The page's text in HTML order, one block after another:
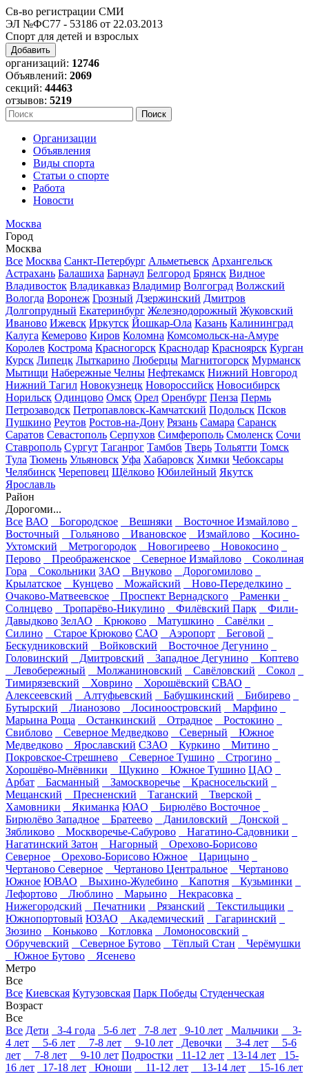
Св-во регистрации СМИ
ЭЛ №ФС77 - 53186 от 22.03.2013
Спорт для детей и взрослых
Добавить
организаций: 12746
Объявлений: 2069
секций: 44463
отзывов: 5219
Организации
Объявления
Виды спорта
Статьи о спорте
Работа
Новости
Москва
Город
Москва
Все Москва Санкт-Петербург Альметьевск Архангельск
Астрахань Балашиха Барнаул Белгород Брянск Видное
Владивосток Владикавказ Владимир Волгоград Волжский
Вологда Воронеж Грозный Дзержинский Дмитров
Долгопрудный Екатеринбург Железнодорожный Жуковский
Иваново Ижевск Иркутск Йошкар-Ола Казань Калининград
Калуга Кемерово Киров Коломна Комсомольск-на-Амуре
Королев Кострома Красногорск Краснодар Красноярск Курган
Курск Липецк Лыткарино Люберцы Магнитогорск Мурманск
Мытищи Набережные Челны Нефтекамск Нижний Новгород
Нижний Тагил Новокузнецк Новороссийск Новосибирск
Норильск Одинцово Омск Орел Оренбург Пенза Пермь
Петрозаводск Петропавловск-Камчатский Подольск Псков
Пушкино Реутов Ростов-на-Дону Рязань Самара Саранск
Саратов Севастополь Серпухов Симферополь Смоленск Сочи
Ставрополь Сургут Таганрог Тамбов Тверь Тольятти Томск
Тула Тюмень Ульяновск Уфа Хабаровск Химки Чебоксары
Челябинск Череповец Щёлково Юбилейный Якутск
Ярославль
Район
Дорогоми...
Все ВАО Богородское Вешняки
Восточное Измайлово
Восточный
Гольяново Ивановское Измайлово
Косино-
Ухтомский
Метрогородок Новогиреево
Новокосино
Перово
Преображенское Северное Измайлово
Соколиная
Гора
Сокольники ЗАО Внуково
Дорогомилово
Крылатское
Кунцево Можайский
Ново-Переделкино
Очаково-Матвеевское
Проспект Вернадского
Раменки
Солнцево
Тропарёво-Никулино Филёвский Парк
Фили-
Давыдково ЗелАО Крюково Матушкино
Савёлки
Силино
Старое Крюково САО Аэропорт
Беговой
Бескудниковский
Войковский
Восточное Дегунино
Головинский
Дмитровский Западное Дегунино
Коптево
Левобережный
Молжаниновский Савёловский
Сокол
Тимирязевский
Ховрино Хорошёвский СВАО
Алексеевский
Алтуфьевский Бабушкинский
Бибирево
Бутырский
Лианозово Лосиноостровский
Марфино
Марьина Роща
Останкинский Отрадное
Ростокино
Свиблово
Северное Медведково Северный
Южное
Медведково
Ярославский СЗАО Куркино
Митино
Покровское-Стрешнево
Северное Тушино
Строгино
Хорошёво-Мнёвники
Щукино Южное Тушино ЦАО
Арбат
Басманный Замоскворечье
Красносельский
Мещанский
Пресненский Таганский
Тверской
Хамовники
Якиманка ЮАО
Бирюлёво Восточное
Бирюлёво Западное
Братеево Даниловский
Донской
Зябликово
Москворечье-Сабурово
Нагатино-Садовники
Нагатинский Затон
Нагорный
Орехово-Борисово
Северное
Орехово-Борисово Южное
Царицыно
Чертаново Северное
Чертаново Центральное
Чертаново
Южное ЮВАО Выхино-Жулебино Капотня
Кузьминки
Лефортово
Люблино Марьино
Некрасовка
Нижегородский
Печатники Рязанский
Текстильщики
Южнопортовый ЮЗАО Академический
Гагаринский
Зюзино
Коньково Котловка
Ломоносовский
Обручевский
Северное Бутово Тёплый Стан
Черёмушки
Южное Бутово
Ясенево
Метро
Все
Все Киевская Кутузовская Парк Победы Студенческая
Возраст
Все
Все Дети 3-4 года 5-6 лет 7-8 лет 9-10 лет Мальчики
3-
4 лет
5-6 лет 7-8 лет 9-10 лет Девочки 3-4 лет
5-6
лет
7-8 лет 9-10 лет Подростки 11-12 лет 13-14 лет
15-
16 лет
17-18 лет Юноши 11-12 лет 13-14 лет
15-16 лет